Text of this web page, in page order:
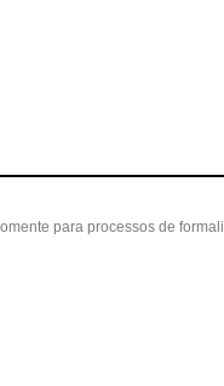
para processos de